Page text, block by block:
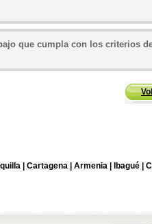
que cumpla con los criterios
| Cartagena | Armenia | Ibagué |